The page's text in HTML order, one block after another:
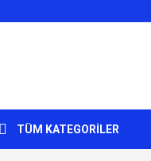
TÜM KATEGORİLER